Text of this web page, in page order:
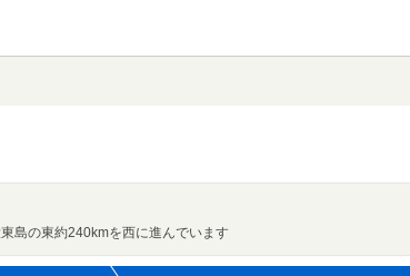
島の東約240kmを西に進んでいます